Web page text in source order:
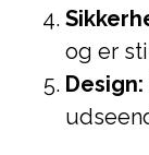
og er
Design: